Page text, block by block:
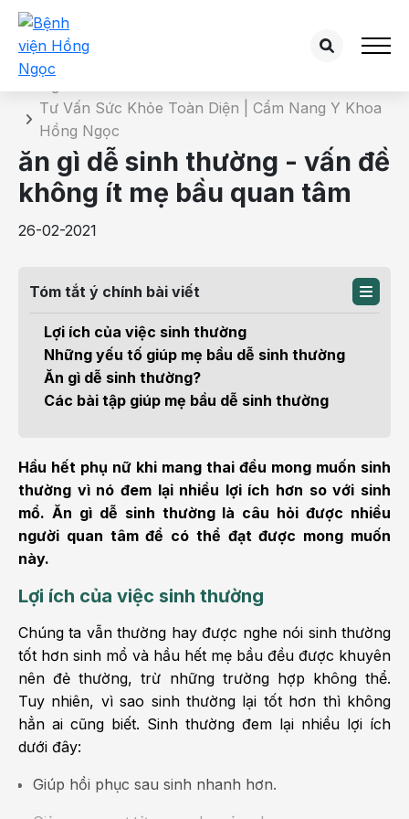
Chi tiết bài tư vấn
Tư Vấn Sức Khỏe Toàn Diện | Cẩm Nang Y Khoa
Hồng Ngọc
ăn gì dễ sinh thường - vấn đề
không ít mẹ bầu quan tâm
26-02-2021
Tóm tắt ý chính bài viết
Lợi ích của việc sinh thường
Những yếu tố giúp mẹ bầu dễ sinh thường
Ăn gì dễ sinh thường?
Các bài tập giúp mẹ bầu dễ sinh thường
Hầu hết phụ nữ khi mang thai đều mong muốn sinh
thường vì nó đem lại nhiều lợi ích hơn so với sinh
mổ. Ăn gì dễ sinh thường là câu hỏi được nhiều
người quan tâm để có thể đạt được mong muốn
này.
Lợi ích của việc sinh thường
Chúng ta vẫn thường hay được nghe nói sinh thường
tốt hơn sinh mổ và hầu hết mẹ bầu đều được khuyên
nên đẻ thường, trừ những trường hợp không thể.
Tuy nhiên, vì sao sinh thường lại tốt hơn thì không
hẳn ai cũng biết. Sinh thường đem lại nhiều lợi ích
dưới đây:
Giúp hồi phục sau sinh nhanh hơn.